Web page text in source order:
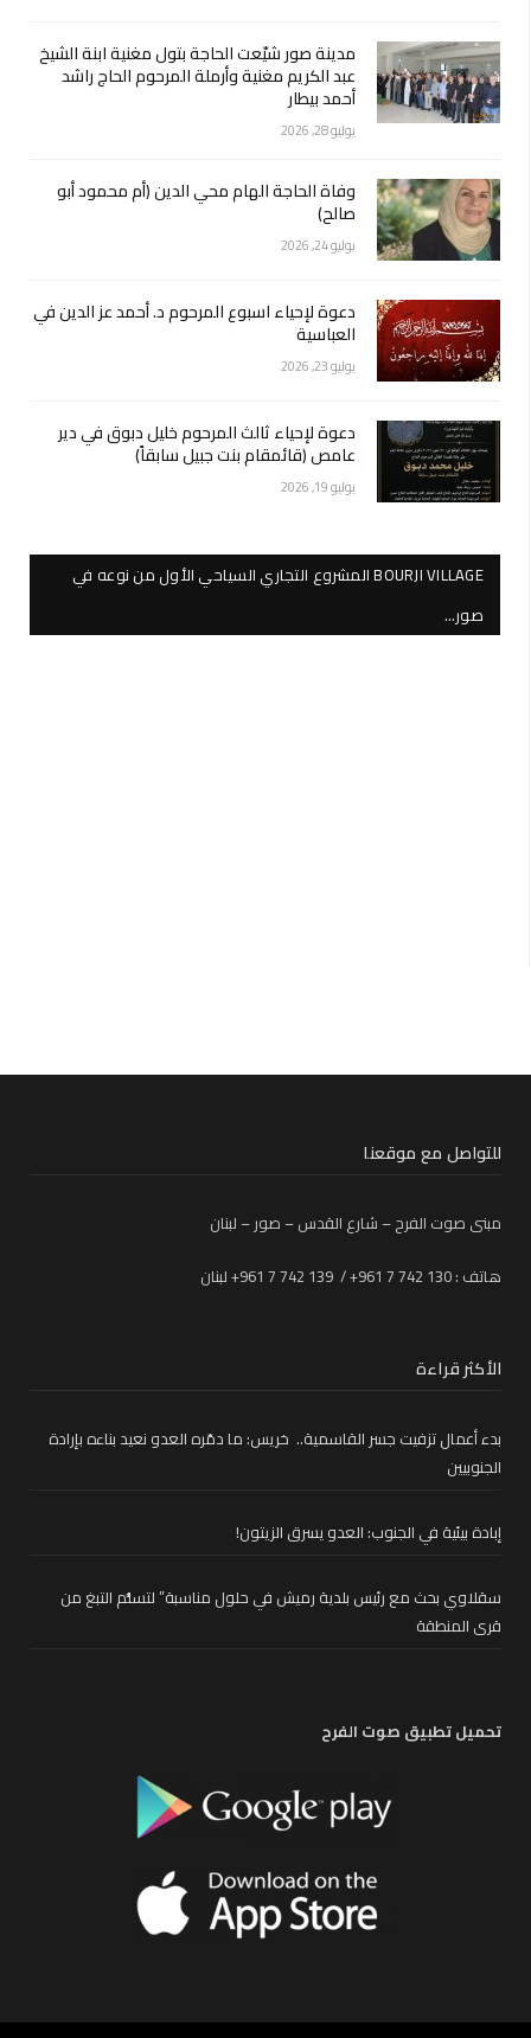
مدينة صور شيّعت الحاجة بتول مغنية ابنة الشيخ
عبد الكريم مغنية وأرملة المرحوم الحاج راشد
أحمد بيطار
يوليو 28, 2026
وفاة الحاجة الهام محي الدين (أم محمود أبو
صالح)
يوليو 24, 2026
دعوة لإحياء اسبوع المرحوم د. أحمد عز الدين في
العباسية
يوليو 23, 2026
دعوة لإحياء ثالث المرحوم خليل دبوق في دير
عامص (قائمقام بنت جبيل سابقاً)
يوليو 19, 2026
BOURJI VILLAGE المشروع التجاري السياحي الأول من نوعه في
صور…
للتواصل مع موقعنا
مبنى صوت الفرح – شارع القدس – صور – لبنان
هاتف : 130 742 7 961+ / 139 742 7 961+ لبنان
الأكثر قراءة
بدء أعمال تزفيت جسر القاسمية.. خريس: ما دمّره العدو نعيد بناءه بإرادة
الجنوبيين
إبادة بيئية في الجنوب: العدو يسرق الزيتون!
سقلاوي بحث مع رئيس بلدية رميش في حلول مناسبة” لتسلُّم التبغ من
قرى المنطقة
تحميل تطبيق صوت الفرح